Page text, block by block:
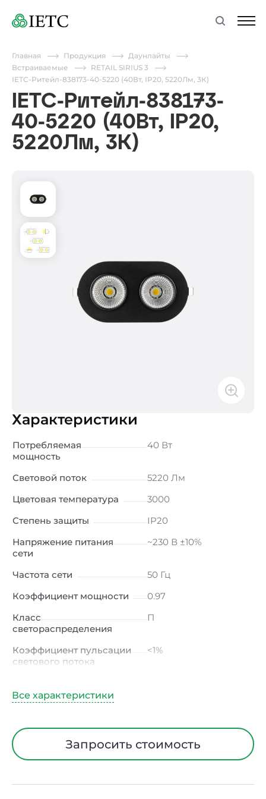
Главная Продукция
Даунлайты
Встраиваемые
RETAIL SIRIUS 3
IETC-Ритейл-838173-40-5220 (40Вт, IP20, 5220Лм, 3К)
IETC-Ритейл-838173-
40-5220 (40Вт, IP20,
5220Лм, 3К)
Характеристики
Потребляемая
мощность
40 Вт
Световой поток
5220 Лм
Цветовая температура
3000
Степень защиты
IP20
Напряжение питания
сети
~230 В ±10%
Частота сети
50 Гц
Коэффициент мощности
0.97
Класс
светораспределения
П
Коэффициент пульсации
светового потока
<1%
Тип кривой силы света
/ Г (глубокая)
Угол рассеивания
15° / 23° / 30° / 45° / 60°
Запросить стоимость